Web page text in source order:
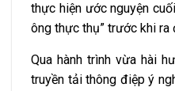
thực hiện ước nguyện
ông thực thụ” trước khi ra
Qua hành trình vừa hài
truyền tải thông điệp ý